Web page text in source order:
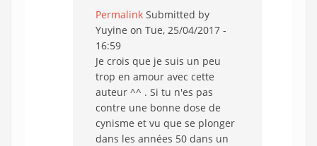
Permalink Submitted by
Yuyine on Tue, 25/04/2017 -
16:59
Je crois que je suis un peu
trop en amour avec cette
auteur ^^ . Si tu n'es pas
contre une bonne dose de
cynisme et vu que se plonger
dans les années 50 dans un